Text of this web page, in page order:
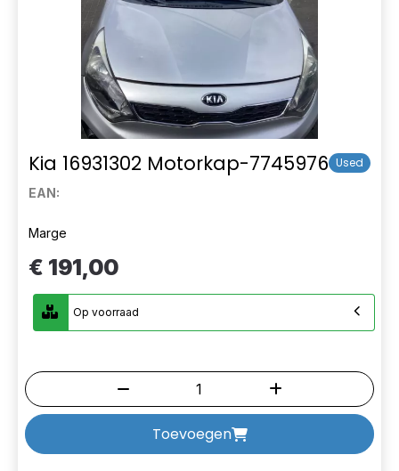
Kia 16931302 Motorkap-7745976 Used
EAN:
Marge
€ 191,00
Op voorraad
Toevoegen